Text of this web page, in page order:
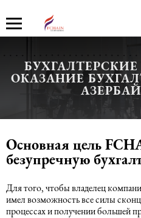
О нас
Новости
Услуги
Бухгалтерские услуги
Бухгалтерское обслуживание
Аудиторские услуги
Юридические услуги в Баку
Юридические услуги в Баку
Азербайджане
Юридические услуги по
коммерческому праву
Трудовое право
Учет кадров
Консалтинг
ОКАЗАНИЕ
Основная цель
безупречную
Для того, чтобы владелец
имел возможность все силы
процессах и получении большей